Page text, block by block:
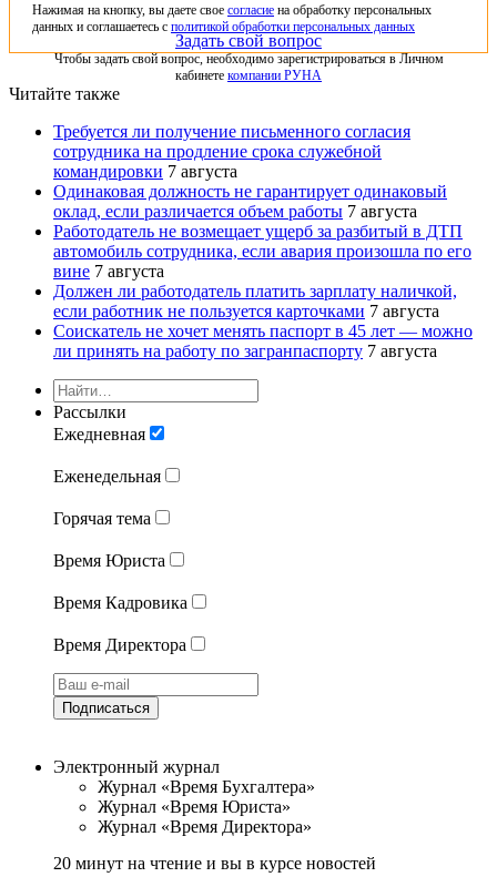
Нажимая на кнопку, вы даете свое согласие на обработку персональных
данных и соглашаетесь с политикой обработки персональных данных
Задать свой вопрос
Чтобы задать свой вопрос, необходимо зарегистрироваться в Личном
кабинете компании РУНА
Читайте также
Требуется ли получение письменного согласия
сотрудника на продление срока служебной
командировки 7 августа
Одинаковая должность не гарантирует одинаковый
оклад, если различается объем работы 7 августа
Работодатель не возмещает ущерб за разбитый в ДТП
автомобиль сотрудника, если авария произошла по его
вине 7 августа
Должен ли работодатель платить зарплату наличкой,
если работник не пользуется карточками 7 августа
Соискатель не хочет менять паспорт в 45 лет — можно
ли принять на работу по загранпаспорту 7 августа
Рассылки
Ежедневная
Еженедельная
Горячая тема
Время Юриста
Время Кадровика
Время Директора
Подписаться
Электронный журнал
Журнал «Время Бухгалтера»
Журнал «Время Юриста»
Журнал «Время Директора»
20 минут на чтение и вы в курсе новостей